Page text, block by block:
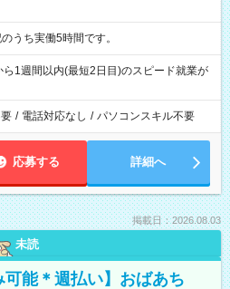
※表記のうち実働5時間です。
1週間以内(最短2日目)のスピード就業が
/ 電話対応なし / パソコンスキル不要
応募する 詳細へ
掲載日：2026.08.03
未読
可能＊週払い】おばあち